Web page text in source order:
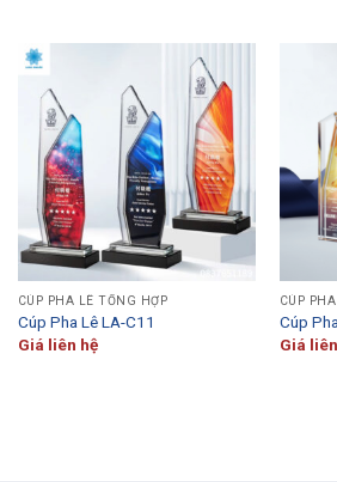
CÚP PHA LÊ TỔNG HỢP
Cúp Pha Lê LA-C11
Giá liên hệ
CÚP
Cúp
Giá